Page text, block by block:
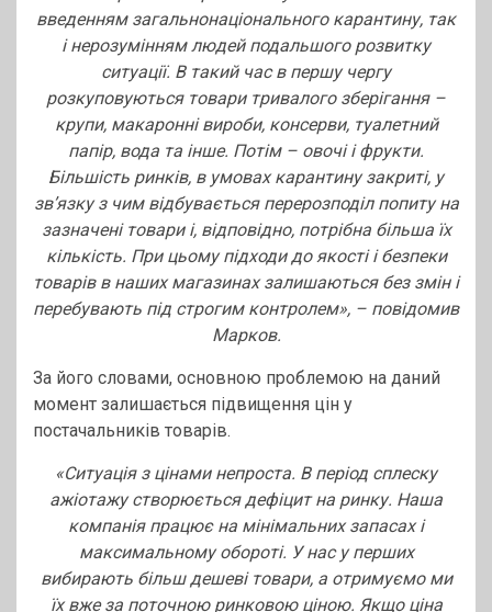
введенням загальнонаціонального карантину, так
і нерозумінням людей подальшого розвитку
ситуації. В такий час в першу чергу
розкуповуються товари тривалого зберігання –
крупи, макаронні вироби, консерви, туалетний
папір, вода та інше. Потім – овочі і фрукти.
Більшість ринків, в умовах карантину закриті, у
зв’язку з чим відбувається перерозподіл попиту на
зазначені товари і, відповідно, потрібна більша їх
кількість. При цьому підходи до якості і безпеки
товарів в наших магазинах залишаються без змін і
перебувають під строгим контролем», – повідомив
Марков.
За його словами, основною проблемою на даний
момент залишається підвищення цін у
постачальників товарів.
«Ситуація з цінами непроста. В період сплеску
ажіотажу створюється дефіцит на ринку. Наша
компанія працює на мінімальних запасах і
максимальному обороті. У нас у перших
вибирають більш дешеві товари, а отримуємо ми
їх вже за поточною ринковою ціною. Якщо ціна